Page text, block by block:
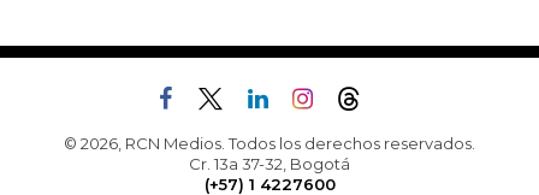
© 2026, RCN Medios. Todos los derechos reservados.
Cr. 13a 37-32, Bogotá
(+57) 1 4227600